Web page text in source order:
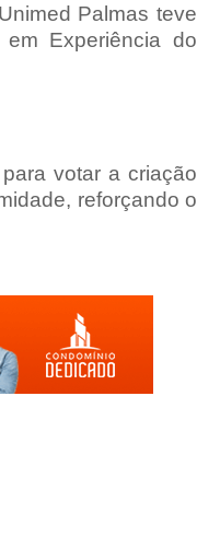
Palmas teve
Experiência do
votar a criação
reforçando o